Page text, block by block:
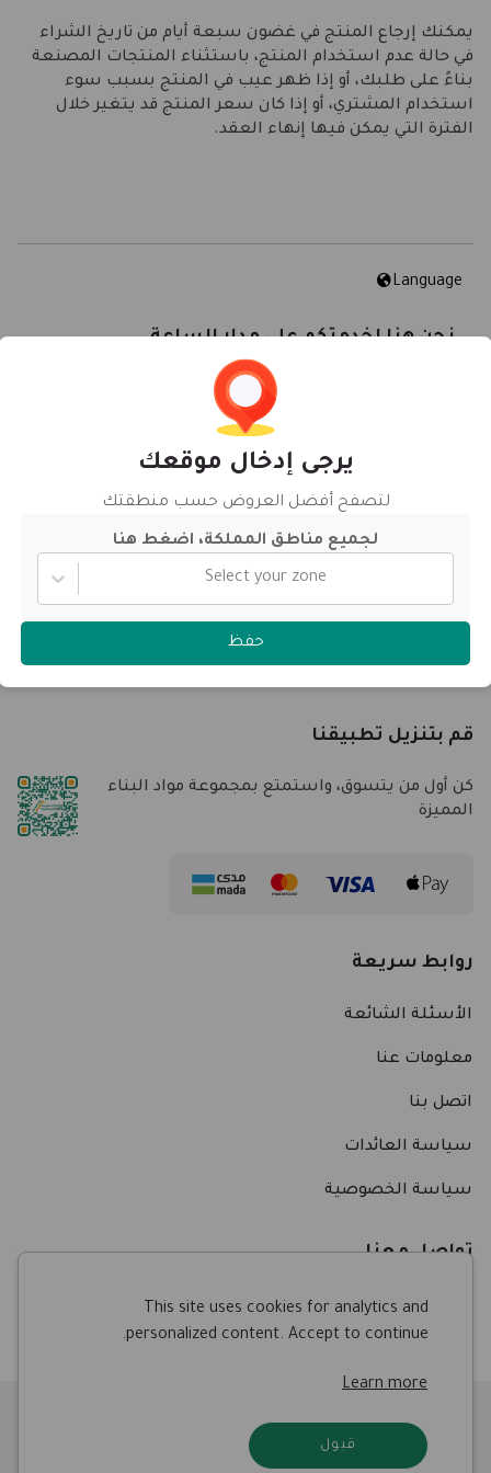
This site uses cookies for analytics and
personalized content. Accept to continue.
Learn more
قبول
يمكنك إرجاع المنتج في غضون سبعة أيام من تاريخ الشراء
في حالة عدم استخدام المنتج، باستثناء المنتجات المصنعة
بناءً على طلبك، أو إذا ظهر عيب في المنتج بسبب سوء
استخدام المشتري، أو إذا كان سعر المنتج قد يتغير خلال
الفترة التي يمكن فيها إنهاء العقد.
Language
نحن هنا لخدمتكم على مدار الساعة.
support@masheedgate.com
أهم الفئات
الطوب و الطابوق
قم بتنزيل تطبيقنا
كن أول من يتسوق، واستمتع بمجموعة مواد البناء
المميزة
روابط سريعة
الأسئلة الشائعة
معلومات عنا
اتصل بنا
سياسة العائدات
سياسة الخصوصية
تواصل معنا
يرجى إدخال موقعك
لتصفح أفضل العروض حسب منطقتك
لجميع مناطق المملكة، اضغط هنا
Select your zone
حفظ